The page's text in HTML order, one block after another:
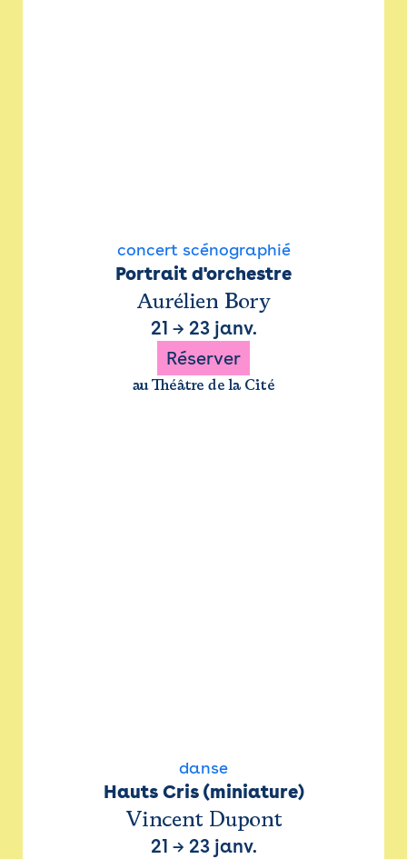
concert scénographié
Portrait d'orchestre
Aurélien Bory
21 → 23 janv.
Réserver
au Théâtre de la Cité
danse
Hauts Cris (miniature)
Vincent Dupont
21 → 23 janv.